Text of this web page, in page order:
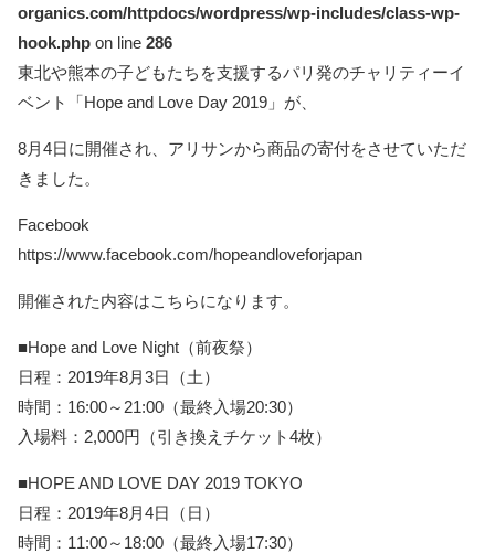
organics.com/httpdocs/wordpress/wp-includes/class-wp-
hook.php on line 286
東北や熊本の子どもたちを支援するパリ発のチャリティーイ
ベント「Hope and Love Day 2019」が、
8月4日に開催され、アリサンから商品の寄付をさせていただ
きました。
Facebook
https://www.facebook.com/hopeandloveforjapan
開催された内容はこちらになります。
■Hope and Love Night（前夜祭）
日程：2019年8月3日（土）
時間：16:00～21:00（最終入場20:30）
入場料：2,000円（引き換えチケット4枚）
■HOPE AND LOVE DAY 2019 TOKYO
日程：2019年8月4日（日）
時間：11:00～18:00（最終入場17:30）